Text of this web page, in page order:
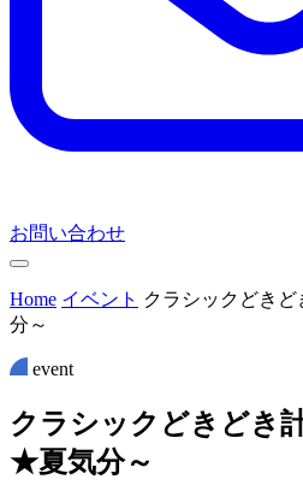
お問い合わせ
Home イベント クラシックどき
分～
event
ク ラ シッ ク どき どき
★夏気分～